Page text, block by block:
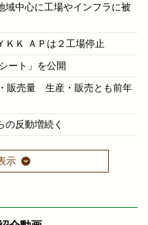
中心に工場やインフラに被
Ｋ ＡＰは２工場停止
ート」を公開
販売量 生産・販売とも前年
反動増続く
示